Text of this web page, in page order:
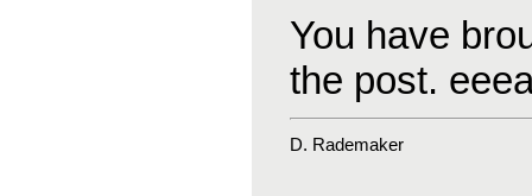
You have
the post.
D. Rademaker